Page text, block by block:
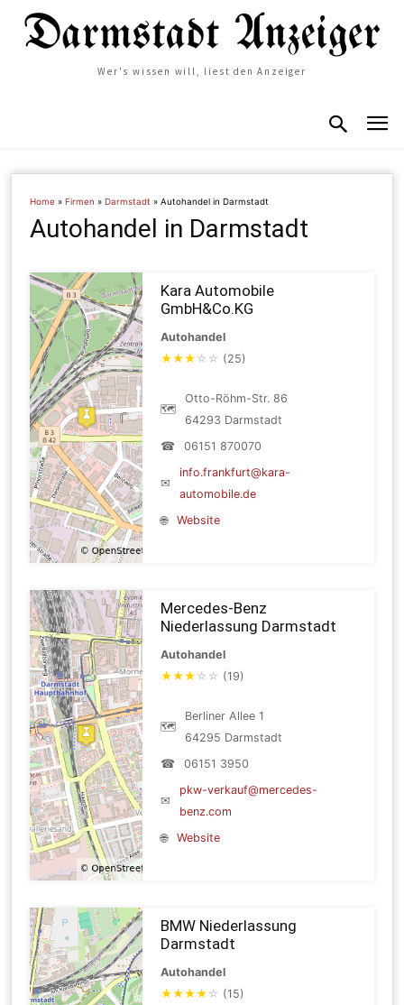
Wer's wissen will, liest den Anzeiger
Home »Firmen »Darmstadt »Autohandel in Darmstadt
Autohandel in Darmstadt
Kara Automobile
GmbH&Co.KG
Autohandel
★★★ ☆ ☆ (25)
🗺
Otto-Röhm-Str. 86
64293 Darmstadt
☎
06151 870070
✉
info.frankfurt@kara-
automobile.de
🌐
Website
Mercedes-Benz
Niederlassung Darmstadt
Autohandel
★★★ ☆ ☆ (19)
🗺
Berliner Allee 1
64295 Darmstadt
☎
06151 3950
✉
pkw-verkauf@mercedes-
benz.com
🌐
Website
BMW Niederlassung
Darmstadt
Autohandel
★★★★ ☆ (15)